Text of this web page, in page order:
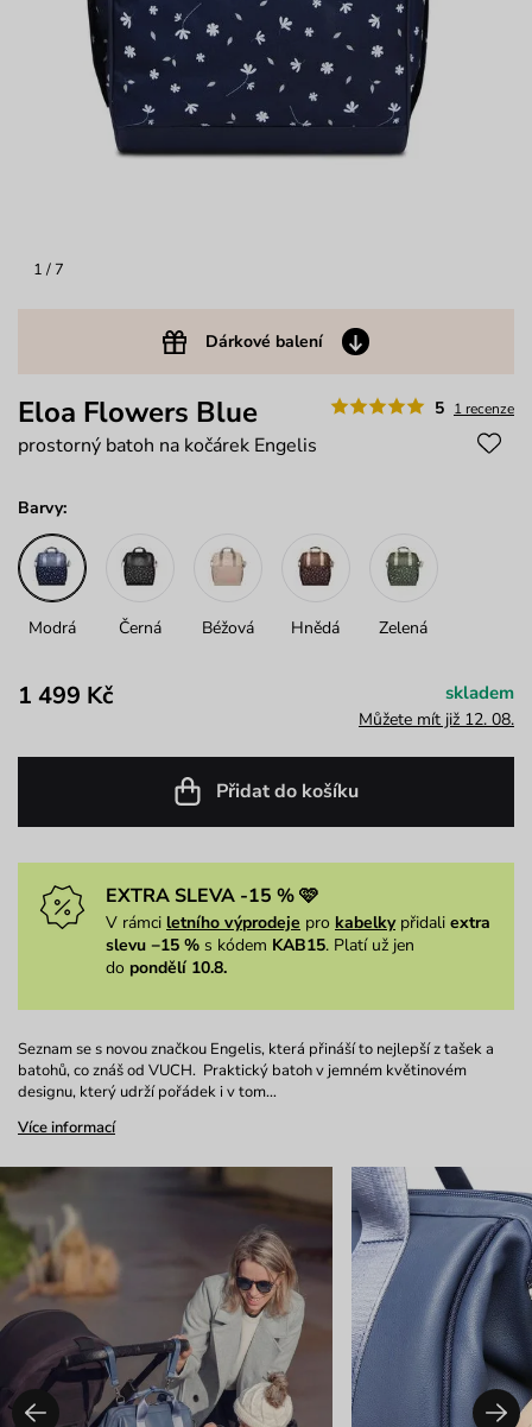
1 / 7
Dárkové balení
5 1 recenze
Eloa Flowers Blue
prostorný batoh na kočárek Engelis
Barvy:
Modrá Černá Béžová Hnědá Zelená
1 499 Kč skladem
Můžete mít již 12. 08.
Přidat do košíku
EXTRA SLEVA -15 % 🩷
V rámci letního výprodeje pro kabelkypřidali extra
slevu −15 % s kódem KAB15. Platí už jen
do pondělí 10.8.
Seznam se s novou značkou Engelis, která přináší to nejlepší z tašek a
batohů, co znáš od VUCH. Praktický batoh v jemném květinovém
designu, který udrží pořádek i v tom…
Více informací